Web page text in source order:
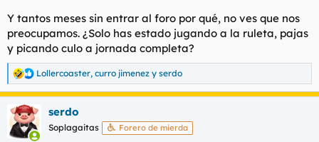
Y tantos meses sin entrar al foro por qué, no ves que nos
preocupamos. ¿Solo has estado jugando a la ruleta, pajas
y picando culo a jornada completa?
R
e
a
c
c
i
Lollercoaster, curro jimenez y serdo
serdo
Soplagaitas Forero de mierda